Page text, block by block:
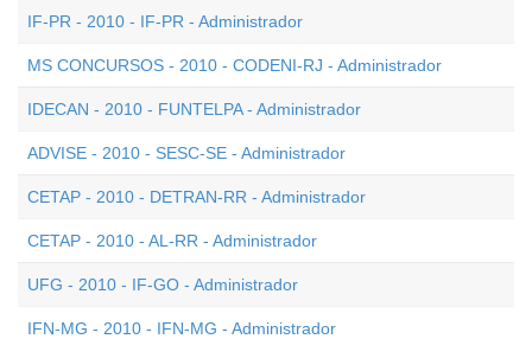
IF-PR - 2010 - IF-PR - Administrador
MS CONCURSOS - 2010 - CODENI-RJ - Administrador
IDECAN - 2010 - FUNTELPA - Administrador
ADVISE - 2010 - SESC-SE - Administrador
CETAP - 2010 - DETRAN-RR - Administrador
CETAP - 2010 - AL-RR - Administrador
UFG - 2010 - IF-GO - Administrador
IFN-MG - 2010 - IFN-MG - Administrador